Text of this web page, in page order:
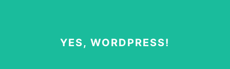
YES, WORDPRESS!